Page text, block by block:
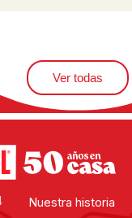
Ver todas
Nuestra historia